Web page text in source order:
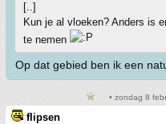
[..]
Kun je al vloeken? Anders is
te nemen
Op dat gebied ben ik een
• zondag 8
flipsen